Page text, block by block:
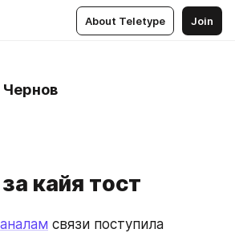
About Teletype Join
кайя тост
связи поступила